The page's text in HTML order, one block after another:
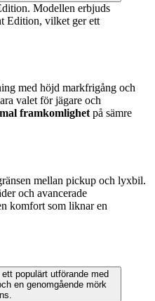
Modellen erbjuds
Edition, vilket ger ett
med höjd markfrigång och
valet för jägare och
framkomlighet på sämre
mellan pickup och lyxbil.
och avancerade
komfort som liknar en